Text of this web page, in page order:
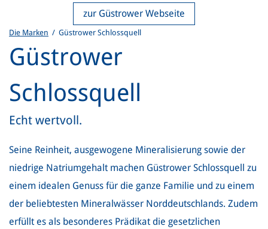
zur Güstrower Webseite
Die Marken / Güstrower Schlossquell
Güstrower
Schlossquell
Echt wertvoll.
Seine Reinheit, ausgewogene Mineralisierung sowie der
niedrige Natriumgehalt machen Güstrower Schlossquell zu
einem idealen Genuss für die ganze Familie und zu einem
der beliebtesten Mineralwässer Norddeutschlands. Zudem
erfüllt es als besonderes Prädikat die gesetzlichen